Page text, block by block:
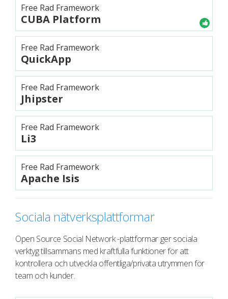
Free Rad Framework
CUBA Platform
Free Rad Framework
QuickApp
Free Rad Framework
Jhipster
Free Rad Framework
Li3
Free Rad Framework
Apache Isis
Sociala nätverksplattformar
Open Source Social Network -plattformar ger sociala
verktyg tillsammans med kraftfulla funktioner för att
kontrollera och utveckla offentliga/privata utrymmen för
team och kunder.